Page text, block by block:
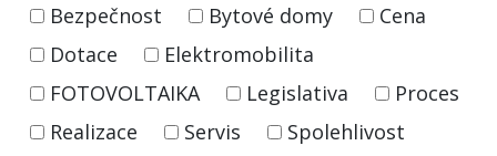
Bezpečnost
Bytové domy
Cena
Dotace
Elektromobilita
FOTOVOLTAIKA
Legislativa
Proces
Realizace
Servis
Spolehlivost